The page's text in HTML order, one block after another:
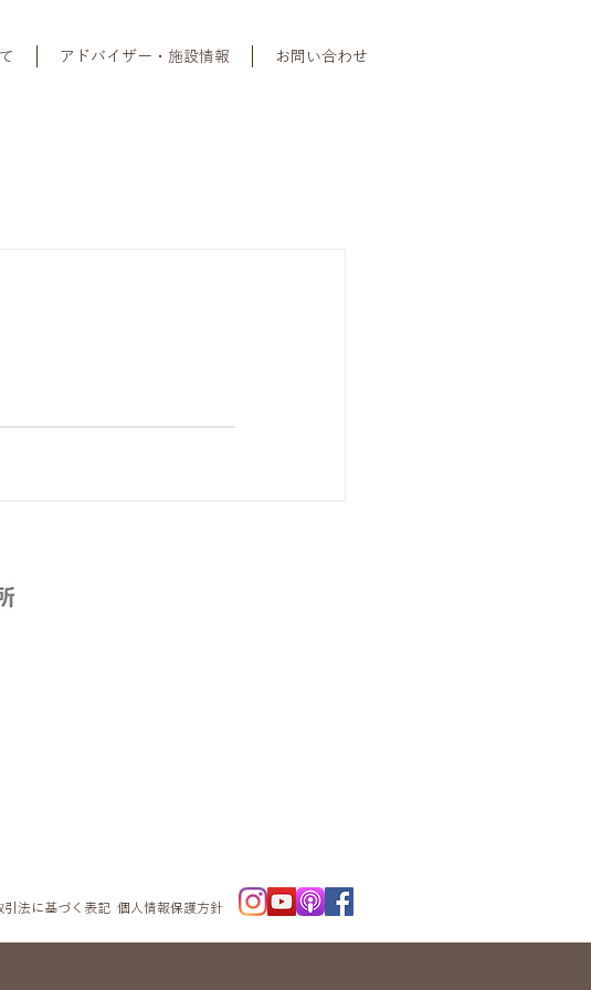
アドバイザー・施設情報 お問い合わせ
引法に基づく表記 個人情報保護方針